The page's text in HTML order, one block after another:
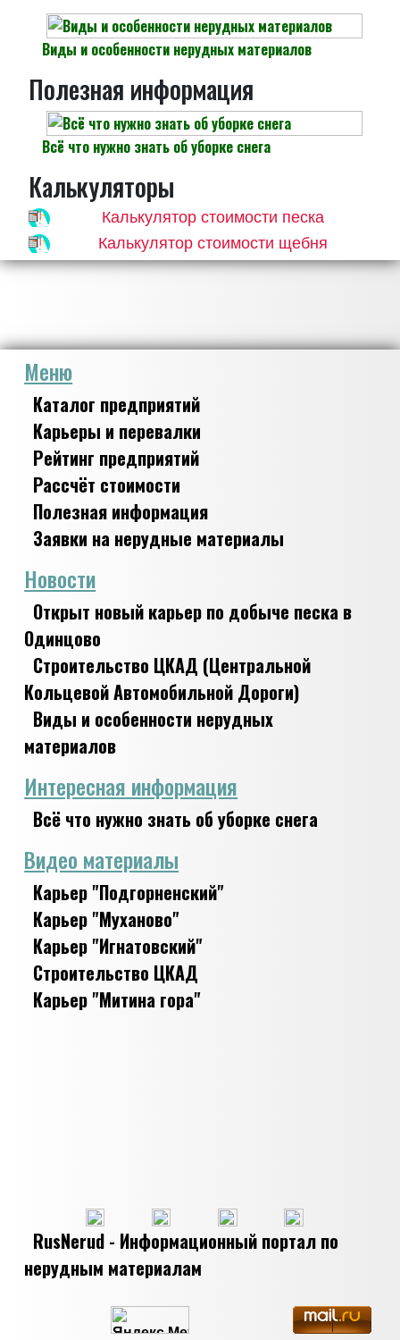
Виды и особенности нерудных материалов
Полезная информация
Всё что нужно знать об уборке снега
Калькуляторы
Калькулятор стоимости песка
Калькулятор стоимости щебня
Меню
Каталог предприятий
Карьеры и перевалки
Рейтинг предприятий
Рассчёт стоимости
Полезная информация
Заявки на нерудные материалы
Новости
Открыт новый карьер по добыче песка в
Одинцово
Строительство ЦКАД (Центральной
Кольцевой Автомобильной Дороги)
Виды и особенности нерудных
материалов
Интересная информация
Всё что нужно знать об уборке снега
Видео материалы
Карьер "Подгорненский"
Карьер "Муханово"
Карьер "Игнатовский"
Строительство ЦКАД
Карьер "Митина гора"
RusNerud - Информационный портал по
нерудным материалам